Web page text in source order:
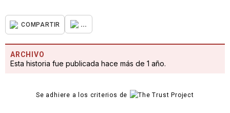
COMPARTIR ...
ARCHIVO
Esta historia fue publicada hace más de 1 año.
Se adhiere a los criterios de